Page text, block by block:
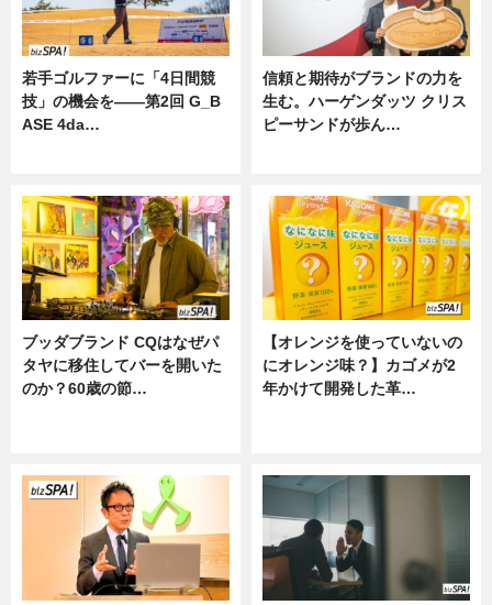
若手ゴルファーに「4日間競
技」の機会を——第2回 G_B
ASE 4da…
信頼と期待がブランドの力を
生む。ハーゲンダッツ クリス
ピーサンドが歩ん…
ブッダブランド CQはなぜパ
タヤに移住してバーを開いた
のか？60歳の節…
【オレンジを使っていないの
にオレンジ味？】カゴメが2
年かけて開発した革…